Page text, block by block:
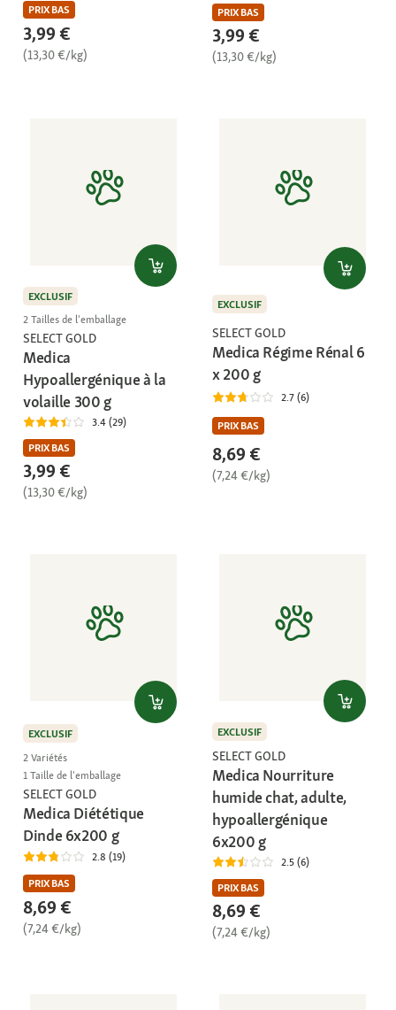
PRIX BAS
3,99 €
(13,30 €/kg)
PRIX BAS
3,99 €
(13,30 €/kg)
EXCLUSIF
2 Tailles de l'emballage
SELECT GOLD
Medica
Hypoallergénique à la
volaille 300 g
3.4 (29)
PRIX BAS
3,99 €
(13,30 €/kg)
EXCLUSIF
SELECT GOLD
Medica Régime Rénal 6
x 200 g
2.7 (6)
PRIX BAS
8,69 €
(7,24 €/kg)
EXCLUSIF
2 Variétés
1 Taille de l'emballage
SELECT GOLD
Medica Diététique
Dinde 6x200 g
2.8 (19)
PRIX BAS
8,69 €
(7,24 €/kg)
EXCLUSIF
SELECT GOLD
Medica Nourriture
humide chat, adulte,
hypoallergénique
6x200 g
2.5 (6)
PRIX BAS
8,69 €
(7,24 €/kg)